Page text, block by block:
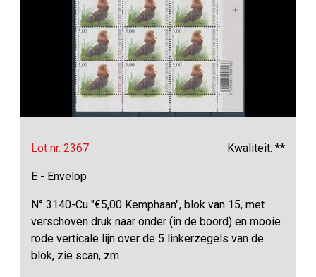
Lot nr. 2367 Kwaliteit: **
E - Envelop
N° 3140-Cu "€5,00 Kemphaan", blok van 15, met
verschoven druk naar onder (in de boord) en mooie
rode verticale lijn over de 5 linkerzegels van de
blok, zie scan, zm